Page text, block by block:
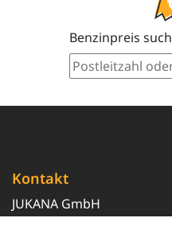
Benzinpreis
Kontakt
JUKANA GmbH